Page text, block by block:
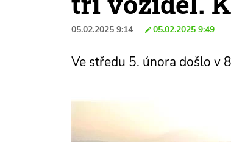
05.02.2025 9:14 05.02.2025 9:49
Ve středu 5. února došlo v